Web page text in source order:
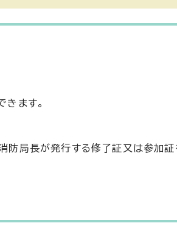
ます。
防局長が発行する修了証又は参加